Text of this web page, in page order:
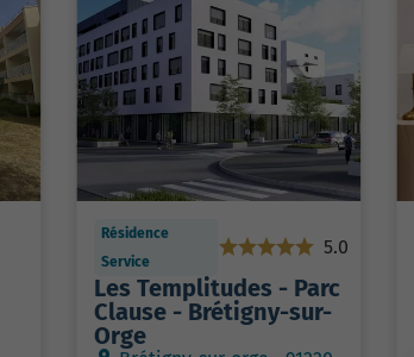
Résidence
Service
5.0
Les Templitudes - Parc
Clause - Brétigny-sur-
Orge